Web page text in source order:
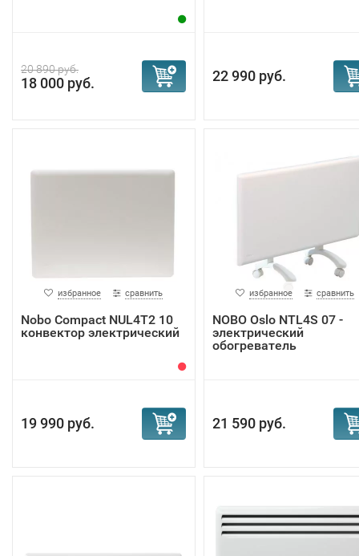
20 890 руб.
18 000 руб. 22 990 руб.
избранное сравнить
Nobo Compact NUL4T2 10
конвектор электрический
19 990 руб.
избранное сравнить
NOBO Oslo NTL4S 07 -
электрический
обогреватель
21 590 руб.